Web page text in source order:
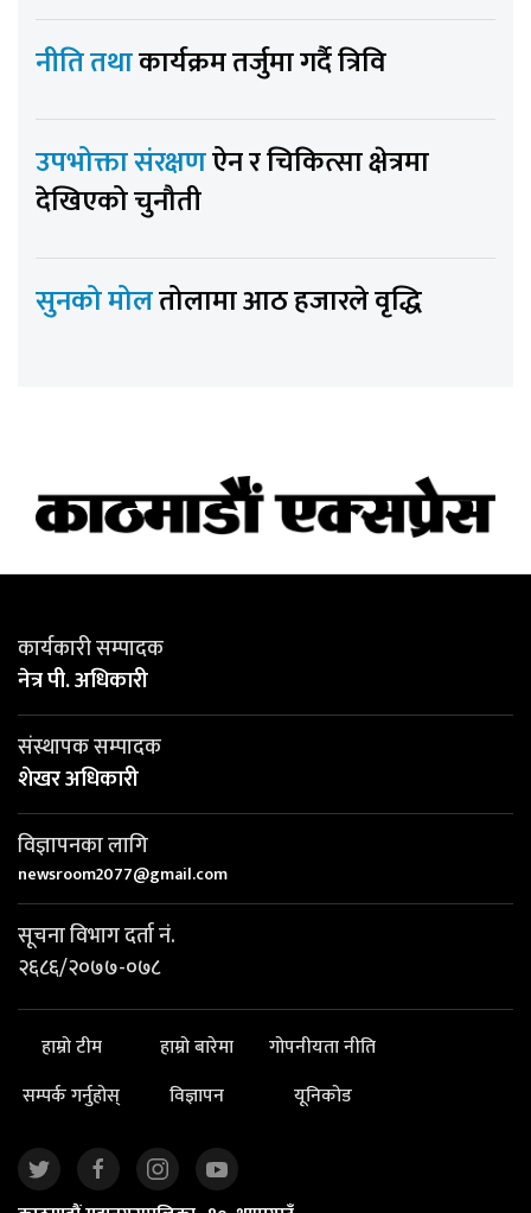
नीति तथाकार्यक्रम तर्जुमा गर्दै त्रिवि
उपभोक्ता संरक्षणऐन र चिकित्सा क्षेत्रमा
देखिएको चुनौती
सुनको मोलतोलामा आठ हजारले वृद्धि
कार्यकारी सम्पादक
नेत्र पी. अधिकारी
संस्थापक सम्पादक
शेखर अधिकारी
विज्ञापनका लागि
newsroom2077@gmail.com
सूचना विभाग दर्ता नं.
२६८६/२०७७-०७८
हाम्रो टीम हाम्रो बारेमा
गोपनीयता नीति
सम्पर्क गर्नुहोस्
विज्ञापन यूनिकोड